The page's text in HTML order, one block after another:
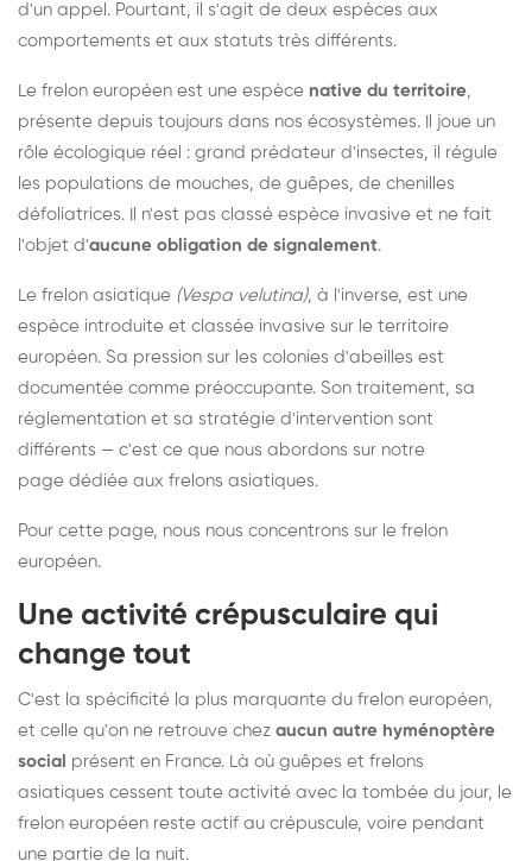
d'un appel. Pourtant, il s'agit de deux espèces aux
comportements et aux statuts très différents.
Le frelon européen est une espèce native du territoire,
présente depuis toujours dans nos écosystèmes. Il joue un
rôle écologique réel : grand prédateur d'insectes, il régule
les populations de mouches, de guêpes, de chenilles
défoliatrices. Il n'est pas classé espèce invasive et ne fait
l'objet d'aucune obligation de signalement.
Le frelon asiatique (Vespa velutina), à l'inverse, est une
espèce introduite et classée invasive sur le territoire
européen. Sa pression sur les colonies d'abeilles est
documentée comme préoccupante. Son traitement, sa
réglementation et sa stratégie d'intervention sont
différents — c'est ce que nous abordons sur notre
page dédiée aux frelons asiatiques.
Pour cette page, nous nous concentrons sur le frelon
européen.
Une activité crépusculaire qui
change tout
C'est la spécificité la plus marquante du frelon européen,
et celle qu'on ne retrouve chez aucun autre hyménoptère
social présent en France. Là où guêpes et frelons
asiatiques cessent toute activité avec la tombée du jour, le
frelon européen reste actif au crépuscule, voire pendant
une partie de la nuit.